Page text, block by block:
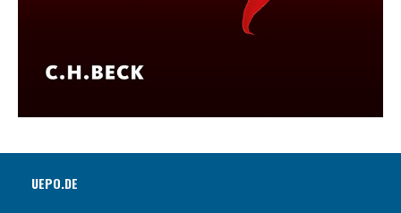
UEPO.DE